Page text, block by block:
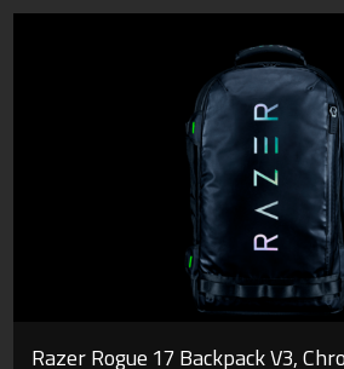
Razer Rogue 17 Backpack V3,